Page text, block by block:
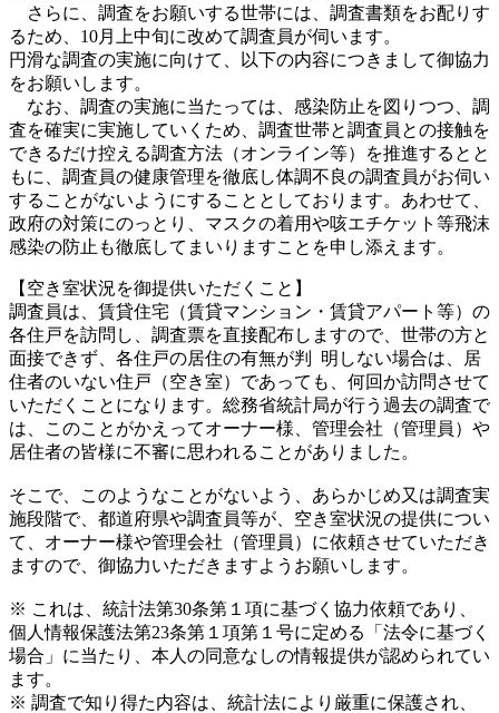
さらに、調査をお願いする世帯には、調査書類をお配りす
るため、10月上中旬に改めて調査員が伺います。
円滑な調査の実施に向けて、以下の内容につきまして御協力
をお願いします。
なお、調査の実施に当たっては、感染防止を図りつつ、調
査を確実に実施していくため、調査世帯と調査員との接触を
できるだけ控える調査方法（オンライン等）を推進するとと
もに、調査員の健康管理を徹底し体調不良の調査員がお伺い
することがないようにすることとしております。あわせて、
政府の対策にのっとり、マスクの着用や咳エチケット等飛沫
感染の防止も徹底してまいりますことを申し添えます。
【空き室状況を御提供いただくこと】
調査員は、賃貸住宅（賃貸マンション・賃貸アパート等）の
各住戸を訪問し、調査票を直接配布しますので、世帯の方と
面接できず、各住戸の居住の有無が判 明しない場合は、居
住者のいない住戸（空き室）であっても、何回か訪問させて
いただくことになります。総務省統計局が行う過去の調査で
は、このことがかえってオーナー様、管理会社（管理員）や
居住者の皆様に不審に思われることがありました。
そこで、このようなことがないよう、あらかじめ又は調査実
施段階で、都道府県や調査員等が、空き室状況の提供につい
て、オーナー様や管理会社（管理員）に依頼させていただき
ますので、御協力いただきますようお願いします。
※ これは、統計法第30条第１項に基づく協力依頼であり、
個人情報保護法第23条第１項第１号に定める「法令に基づく
場合」に当たり、本人の同意なしの情報提供が認められてい
ます。
※ 調査で知り得た内容は、統計法により厳重に保護され、